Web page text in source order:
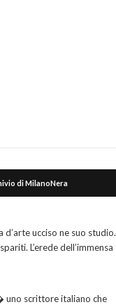
di MilanoNera
d’arte ucciso ne suo studio.
L’erede dell’immensa
scrittore italiano che